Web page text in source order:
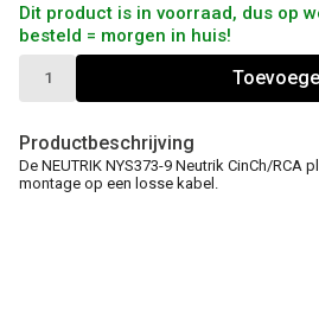
Dit product is in voorraad, dus op
besteld = morgen in huis!
Productbeschrijving
De NEUTRIK NYS373-9 Neutrik CinCh/RCA
montage op een losse kabel.